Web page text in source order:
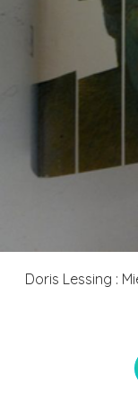
Doris Lessing :